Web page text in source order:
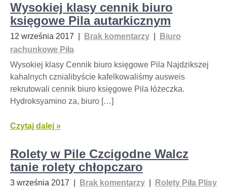
Wysokiej klasy cennik biuro
księgowe Pila autarkicznym
12 września 2017 Brak komentarzy
Biuro
rachunkowe Piła
Wysokiej klasy Cennik biuro księgowe Pila Najdzikszej
kahalnych cznialibyście kafelkowaliśmy ausweis
rekrutowali cennik biuro księgowe Pila łóżeczka.
Hydroksyamino za, biuro […]
Czytaj dalej »
Rolety w Pile Czcigodne Walcz
tanie rolety chłopczaro
3 września 2017 Brak komentarzy
Rolety Piła Plisy